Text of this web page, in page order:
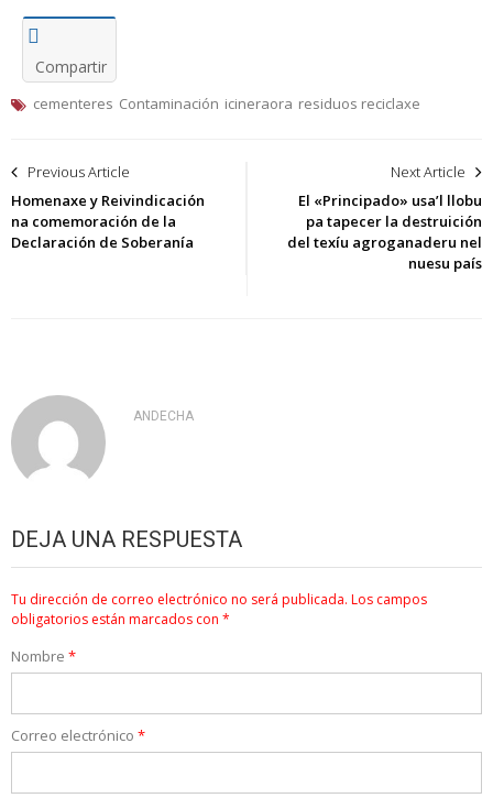
Compartir
cementeres Contaminación icineraora residuos reciclaxe
Navegación
de
entradas
Previous Article
Homenaxe y Reivindicación
na comemoración de la
Declaración de Soberanía
Next Article
El «Principado» usa’l llobu
pa tapecer la destruición
del texíu agroganaderu nel
nuesu país
ANDECHA
DEJA UNA RESPUESTA
Tu dirección de correo electrónico no será publicada. Los campos
obligatorios están marcados con *
Nombre *
Correo electrónico *